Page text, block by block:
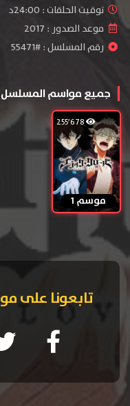
توقيت الحلقات : 24:00د
موعد الصدور : 2017
رقم المسلسل : #55471
جميع مواسم المسلسل
موسم 1
تابعونا على